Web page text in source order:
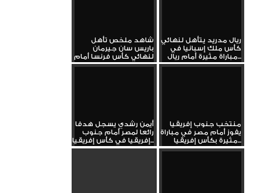
ريال مدريد يتأهل لنهائي
كأس ملك إسبانيا في
مباراة مثيرة أمام ريال...
شاهد ملخص تأهل
باريس سان جيرمان
لنهائي كأس فرنسا أمام
دانكيرك
منتخب جنوب إفريقيا
يفوز أمام مصر في مباراة
مثيرة بكأس إفريقيا...
أيمن رشدي يسجل هدفا
رائعا لمصر أمام جنوب
إفريقيا في كأس إفريقيا...